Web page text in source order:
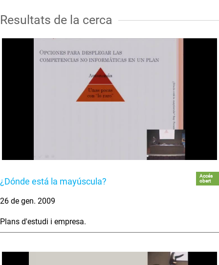
Resultats de la cerca
¿Dónde está la mayúscula?
Accés
obert
26 de gen. 2009
Plans d'estudi i empresa.